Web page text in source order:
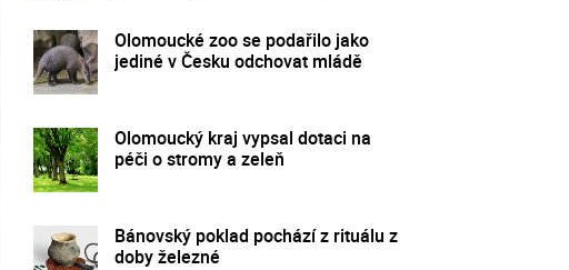
Olomoucké zoo se podařilo jako
jediné v Česku odchovat mládě
Olomoucký kraj vypsal dotaci na
péči o stromy a zeleň
Bánovský poklad pochází z rituálu z
doby železné